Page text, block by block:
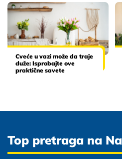
Cveće u vazi može da traje
duže: Isprobajte ove
praktične savete
Top pretraga na